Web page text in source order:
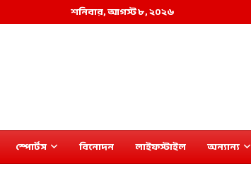
শনিবার, আগস্ট ৮, ২০২৬
স্পোর্টস বিনোদন লাইফস্টাইল অন্যান্য